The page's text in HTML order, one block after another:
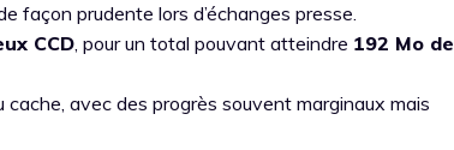
façon prudente lors d’échanges presse.
CCD, pour un total pouvant atteindre 192 Mo de
avec des progrès souvent marginaux mais